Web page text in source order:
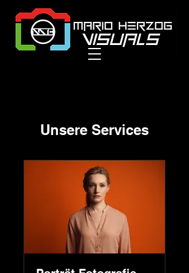
Unsere Services